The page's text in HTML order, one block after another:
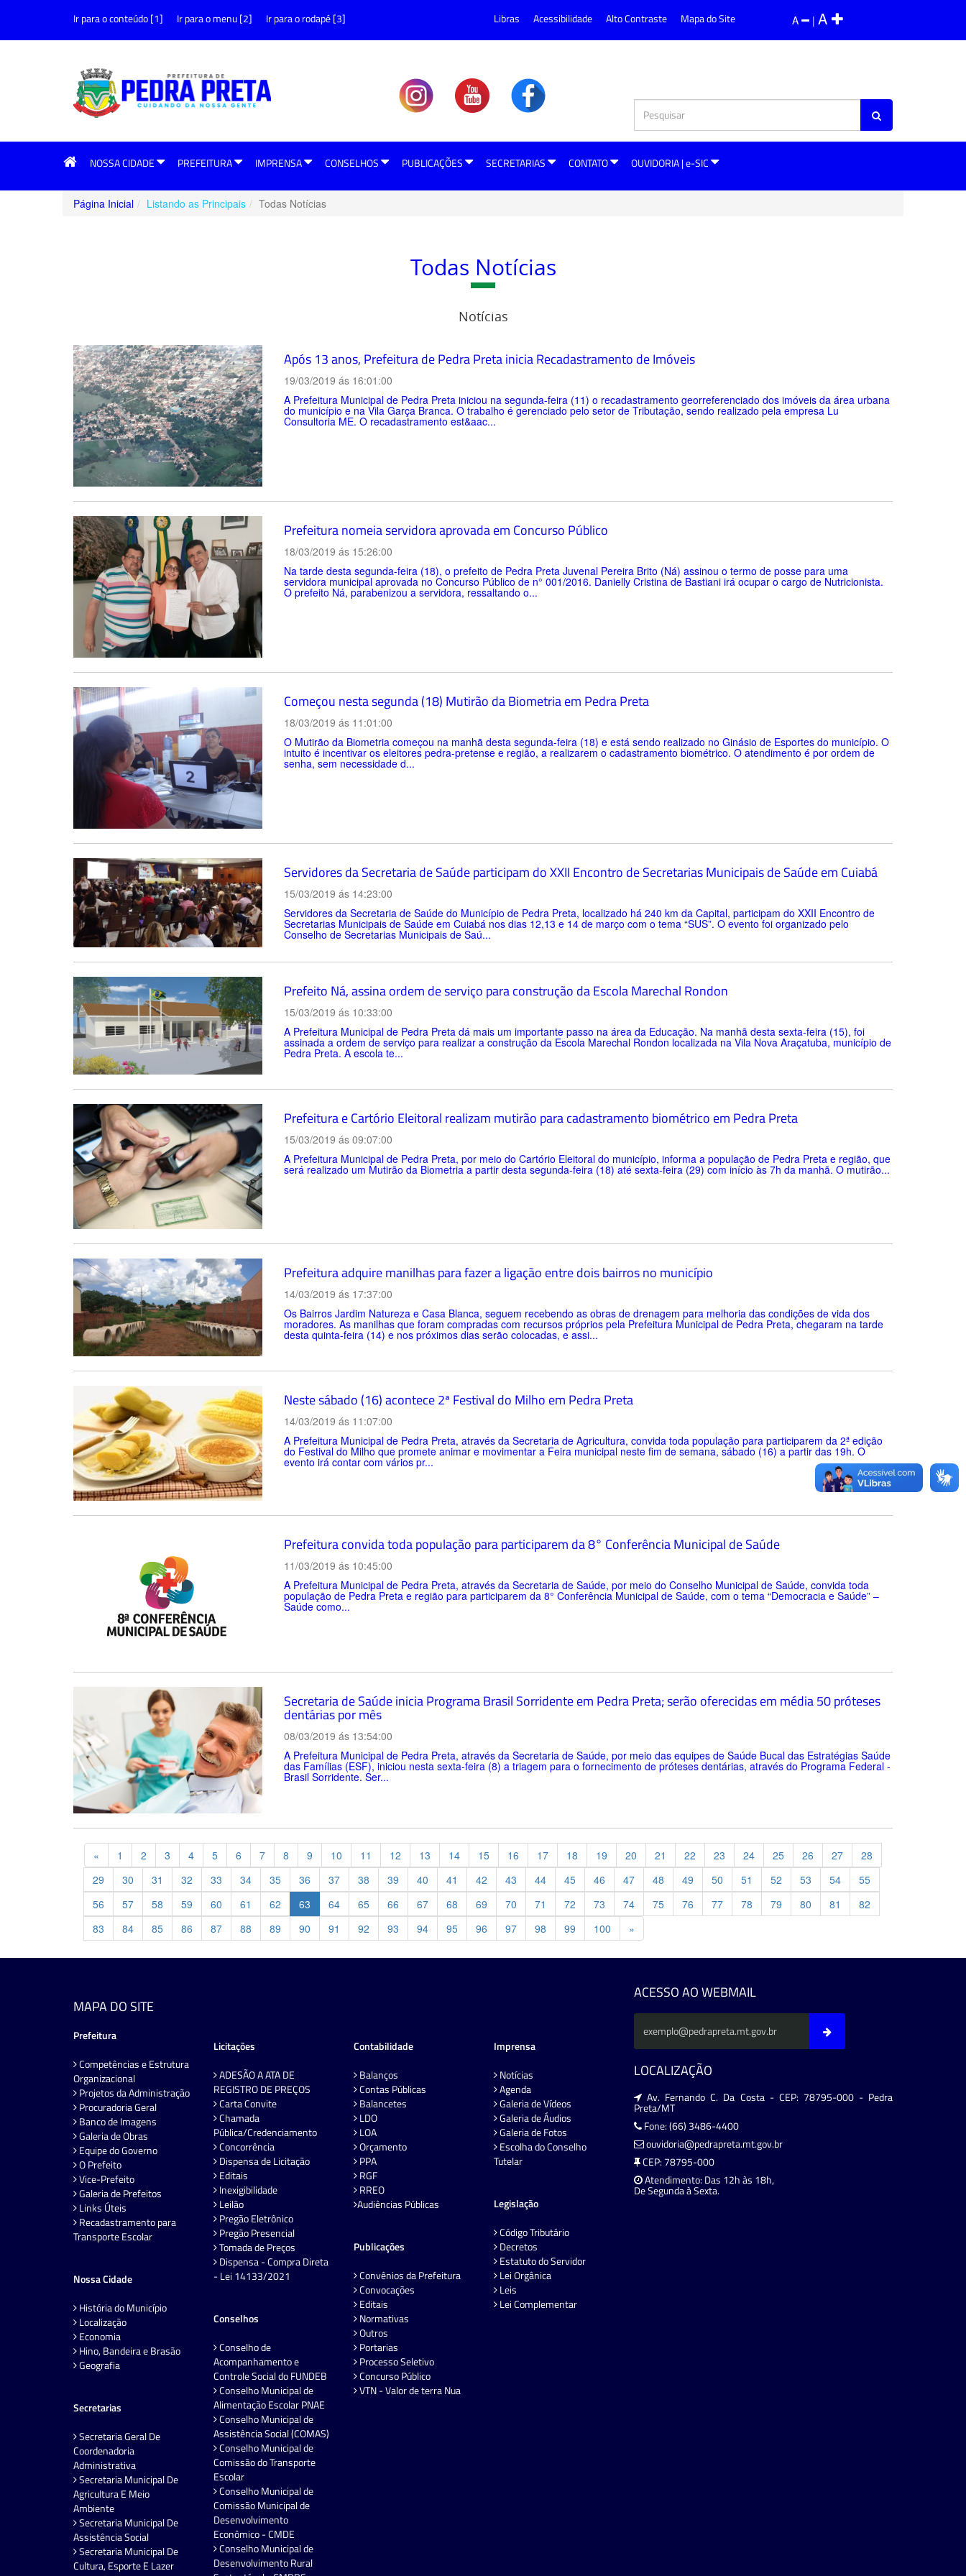
Ir para o conteúdo [1] Ir para o menu [2] Ir para o rodapé [3] A | A
Libras Acessibilidade Alto Contraste Mapa do Site
NOSSA CIDADE PREFEITURA IMPRENSA CONSELHOS PUBLICAÇÕES SECRETARIAS CONTATO OUVIDORIA | e-SIC
Página Inicial Listando as Principais Todas Notícias
Todas Notícias
Notícias
Após 13 anos, Prefeitura de Pedra Preta inicia Recadastramento de Imóveis
19/03/2019 ás 16:01:00
A Prefeitura Municipal de Pedra Preta iniciou na segunda-feira (11) o recadastramento georreferenciado dos imóveis da área urbana
do município e na Vila Garça Branca. O trabalho é gerenciado pelo setor de Tributação, sendo realizado pela empresa Lu
Consultoria ME. O recadastramento est&aac...
Prefeitura nomeia servidora aprovada em Concurso Público
18/03/2019 ás 15:26:00
Na tarde desta segunda-feira (18), o prefeito de Pedra Preta Juvenal Pereira Brito (Ná) assinou o termo de posse para uma
servidora municipal aprovada no Concurso Público de n° 001/2016. Danielly Cristina de Bastiani irá ocupar o cargo de Nutricionista.
O prefeito Ná, parabenizou a servidora, ressaltando o...
Começou nesta segunda (18) Mutirão da Biometria em Pedra Preta
18/03/2019 ás 11:01:00
O Mutirão da Biometria começou na manhã desta segunda-feira (18) e está sendo realizado no Ginásio de Esportes do município. O
intuito é incentivar os eleitores pedra-pretense e região, a realizarem o cadastramento biométrico. O atendimento é por ordem de
senha, sem necessidade d...
Servidores da Secretaria de Saúde participam do XXII Encontro de Secretarias Municipais de Saúde em Cuiabá
15/03/2019 ás 14:23:00
Servidores da Secretaria de Saúde do Município de Pedra Preta, localizado há 240 km da Capital, participam do XXII Encontro de
Secretarias Municipais de Saúde em Cuiabá nos dias 12,13 e 14 de março com o tema “SUS”. O evento foi organizado pelo
Conselho de Secretarias Municipais de Saú...
Prefeito Ná, assina ordem de serviço para construção da Escola Marechal Rondon
15/03/2019 ás 10:33:00
A Prefeitura Municipal de Pedra Preta dá mais um importante passo na área da Educação. Na manhã desta sexta-feira (15), foi
assinada a ordem de serviço para realizar a construção da Escola Marechal Rondon localizada na Vila Nova Araçatuba, município de
Pedra Preta. A escola te...
Prefeitura e Cartório Eleitoral realizam mutirão para cadastramento biométrico em Pedra Preta
15/03/2019 ás 09:07:00
A Prefeitura Municipal de Pedra Preta, por meio do Cartório Eleitoral do município, informa a população de Pedra Preta e região, que
será realizado um Mutirão da Biometria a partir desta segunda-feira (18) até sexta-feira (29) com início às 7h da manhã. O mutirão...
Prefeitura adquire manilhas para fazer a ligação entre dois bairros no município
14/03/2019 ás 17:37:00
Os Bairros Jardim Natureza e Casa Blanca, seguem recebendo as obras de drenagem para melhoria das condições de vida dos
moradores. As manilhas que foram compradas com recursos próprios pela Prefeitura Municipal de Pedra Preta, chegaram na tarde
desta quinta-feira (14) e nos próximos dias serão colocadas, e assi...
Neste sábado (16) acontece 2ª Festival do Milho em Pedra Preta
14/03/2019 ás 11:07:00
A Prefeitura Municipal de Pedra Preta, através da Secretaria de Agricultura, convida toda população para participarem da 2ª edição
do Festival do Milho que promete animar e movimentar a Feira municipal neste fim de semana, sábado (16) a partir das 19h. O
evento irá contar com vários pr...
Prefeitura convida toda população para participarem da 8° Conferência Municipal de Saúde
11/03/2019 ás 10:45:00
A Prefeitura Municipal de Pedra Preta, através da Secretaria de Saúde, por meio do Conselho Municipal de Saúde, convida toda
população de Pedra Preta e região para participarem da 8° Conferência Municipal de Saúde, com o tema “Democracia e Saúde” –
Saúde como...
Secretaria de Saúde inicia Programa Brasil Sorridente em Pedra Preta; serão oferecidas em média 50 próteses
dentárias por mês
08/03/2019 ás 13:54:00
A Prefeitura Municipal de Pedra Preta, através da Secretaria de Saúde, por meio das equipes de Saúde Bucal das Estratégias Saúde
das Famílias (ESF), iniciou nesta sexta-feira (8) a triagem para o fornecimento de próteses dentárias, através do Programa Federal -
Brasil Sorridente. Ser...
« Previous
1 2 3 4 5 6 7 8 9 10 11 12 13 14 15 16 17 18 19 20 21 22 23 24 25 26 27
28
29
30 31 32 33 34 35 36 37 38 39 40 41 42 43 44 45 46 47 48 49 50 51 52 53 54
55
56
57 58 59 60 61 62 63 64 65 66 67 68 69 70 71 72 73 74 75 76 77 78 79 80 81
82
83
84 85 86 87 88 89 90 91 92 93 94 95 96 97 98 99 100 »
MAPA DO SITE
Prefeitura
Competências e Estrutura
Organizacional
Projetos da Administração
Procuradoria Geral
Banco de Imagens
Galeria de Obras
Equipe do Governo
O Prefeito
Vice-Prefeito
Galeria de Prefeitos
Links Úteis
Recadastramento para
Transporte Escolar
Nossa Cidade
História do Município
Localização
Economia
Hino, Bandeira e Brasão
Geografia
Secretarias
Secretaria Geral De
Coordenadoria
Administrativa
Secretaria Municipal De
Agricultura E Meio
Ambiente
Secretaria Municipal De
Assistência Social
Secretaria Municipal De
Cultura, Esporte E Lazer
Licitações
ADESÃO A ATA DE
REGISTRO DE PREÇOS
Carta Convite
Chamada
Pública/Credenciamento
Concorrência
Dispensa de Licitação
Editais
Inexigibilidade
Leilão
Pregão Eletrônico
Pregão Presencial
Tomada de Preços
Dispensa - Compra Direta
- Lei 14133/2021
Conselhos
Conselho de
Acompanhamento e
Controle Social do FUNDEB
Conselho Municipal de
Alimentação Escolar PNAE
Conselho Municipal de
Assistência Social (COMAS)
Conselho Municipal de
Comissão do Transporte
Escolar
Conselho Municipal de
Comissão Municipal de
Desenvolvimento
Econômico - CMDE
Conselho Municipal de
Desenvolvimento Rural
Contabilidade
Balanços
Contas Públicas
Balancetes
LDO
LOA
Orçamento
PPA
RGF
RREO
Audiências Públicas
Publicações
Convênios da Prefeitura
Convocações
Editais
Normativas
Outros
Portarias
Processo Seletivo
Concurso Público
VTN - Valor de terra Nua
Imprensa
Notícias
Agenda
Galeria de Vídeos
Galeria de Áudios
Galeria de Fotos
Escolha do Conselho
Tutelar
Legislação
Código Tributário
Decretos
Estatuto do Servidor
Lei Orgânica
Leis
Lei Complementar
ACESSO AO WEBMAIL
LOCALIZAÇÃO
Av. Fernando C. Da Costa - CEP: 78795-000 - Pedra
Preta/MT
Fone: (66) 3486-4400
ouvidoria@pedrapreta.mt.gov.br
CEP: 78795-000
Atendimento: Das 12h às 18h,
De Segunda à Sexta.